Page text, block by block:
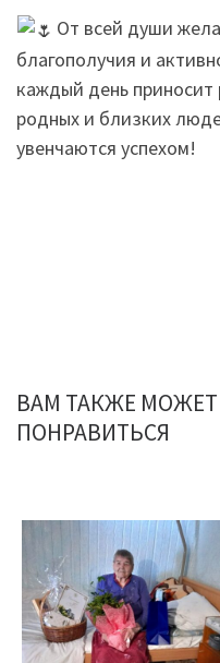
От всей души
благополучия и
каждый день
родных и близких
увенчаются успехом!
ВАМ ТАКЖЕ МОЖЕТ
ПОНРАВИТЬСЯ